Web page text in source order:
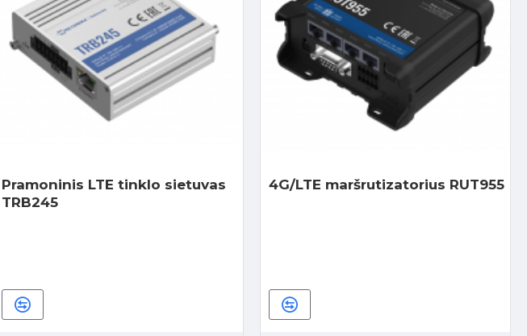
Pramoninis LTE tinklo sietuvas
TRB245
4G/LTE maršrutizatorius RUT955